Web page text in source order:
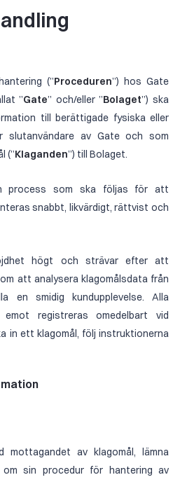
(”Proceduren”) hos Gate
”Gate” och/eller ”Bolaget”) ska
till berättigade fysiska eller
slutanvändare av Gate och som
(”Klaganden”) till Bolaget.
process som ska följas för att
snabbt, likvärdigt, rättvist och
högt och strävar efter att
att analysera klagomålsdata från
en smidig kundupplevelse. Alla
registreras omedelbart vid
in ett klagomål, följ instruktionerna
mottagandet av klagomål, lämna
sin procedur för hantering av